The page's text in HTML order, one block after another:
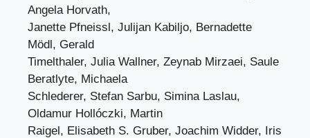
Angela Horvath,
Janette Pfneissl, Julijan Kabiljo, Bernadette
Mödl, Gerald
Timelthaler, Julia Wallner, Zeynab Mirzaei, Saule
Beratlyte, Michaela
Schlederer, Stefan Sarbu, Simina Laslau,
Oldamur Hollóczki, Martin
Raigel, Elisabeth S. Gruber, Joachim Widder, Iris